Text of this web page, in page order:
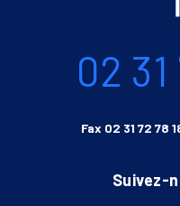
02
Fax 02 31 72 78
Suivez-